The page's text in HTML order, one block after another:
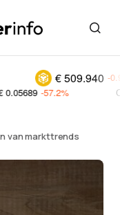
€ 509.940 -0.9%
C98
€
van markttrends